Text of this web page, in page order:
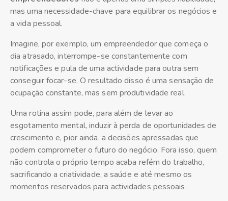
mas uma necessidade-chave para equilibrar os negócios e
a vida pessoal.
Imagine, por exemplo, um empreendedor que começa o
dia atrasado, interrompe-se constantemente com
notificações e pula de uma actividade para outra sem
conseguir focar-se. O resultado disso é uma sensação de
ocupação constante, mas sem produtividade real.
Uma rotina assim pode, para além de levar ao
esgotamento mental, induzir à perda de oportunidades de
crescimento e, pior ainda, a decisões apressadas que
podem comprometer o futuro do negócio. Fora isso, quem
não controla o próprio tempo acaba refém do trabalho,
sacrificando a criatividade, a saúde e até mesmo os
momentos reservados para actividades pessoais.